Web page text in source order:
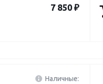
7 850 ₽
Наличные: